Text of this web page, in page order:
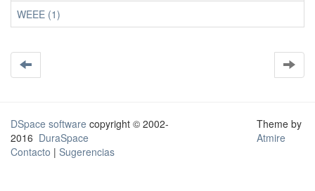
WEEE (1)
DSpace software copyright © 2002-
2016 DuraSpace
Contacto | Sugerencias
Theme by
Atmire